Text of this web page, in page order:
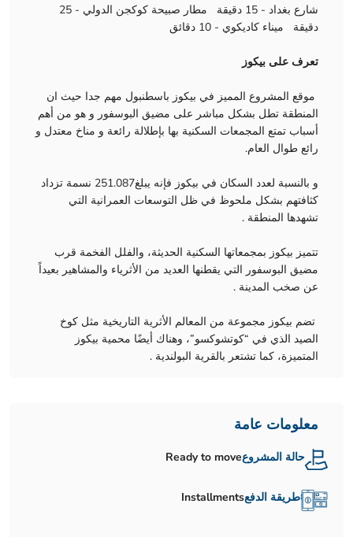
شارع بغداد - 15 دقيقة مطار صبيحة كوكجن الدولي - 25
دقيقة ميناء كاديكوي - 10 دقائق
تعرف على بيكوز
موقع المشروع المميز في بيكوز باسطنبول مهم جدا حيث ان
المنطقة تطل بشكل مباشر على مضيق البوسفور و هو من أهم
أسباب تمتع المجمعات السكنية بها بإطلالة رائعة و مناخ معتدل و
رائع طوال العام.
و بالنسبة لعدد السكان في بيكوز فإنه يبلغ251.087 نسمة تزداد
كثافتهم بشكل ملحوظ في ظل التوسعات العمرانية التي
تشهدها المنطقة .
تتميز بيكوز بمجمعاتها السكنية الحديثة، والفلل الفخمة قرب
مضيق البوسفور التي يقطنها العديد من الأثرياء والمشاهير بعيداً
عن صخب المدينة .
تضم بيكوز مجموعة من المعالم الأثرية التاريخية مثل كوخ
الصيد الذي في “كوتشوكسو”، وهناك أيضًا محمية بيكوز
المتميزة، كما تشتعر بالقرية البولندية .
معلومات عامة
حالة المشروعReady to move
طريقة الدفعInstallments